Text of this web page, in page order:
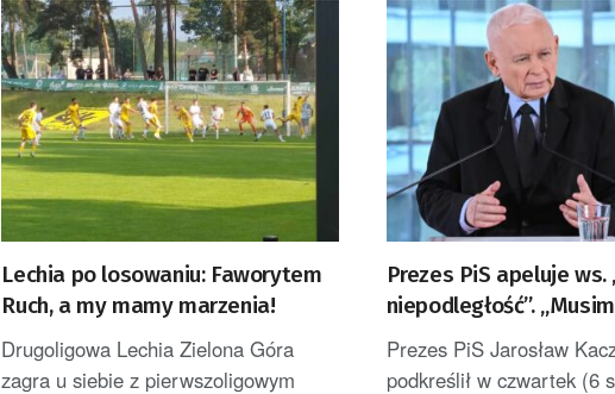
Lechia po losowaniu: Faworytem
Ruch, a my mamy marzenia!
Drugoligowa Lechia Zielona Góra
zagra u siebie z pierwszoligowym
Prezes PiS apeluje ws.
niepodległość”.
wykorzystać”
Prezes PiS Jarosław
podkreślił w czwartek (6